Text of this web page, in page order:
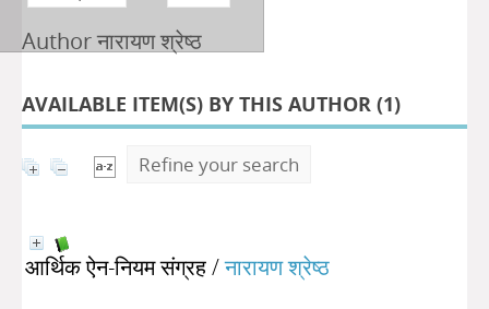
Author नारायण श्रेष्ठ
AVAILABLE ITEM(S) BY THIS AUTHOR (1)
Refine your search
आर्थिक ऐन-नियम संग्रह/नारायण श्रेष्ठ